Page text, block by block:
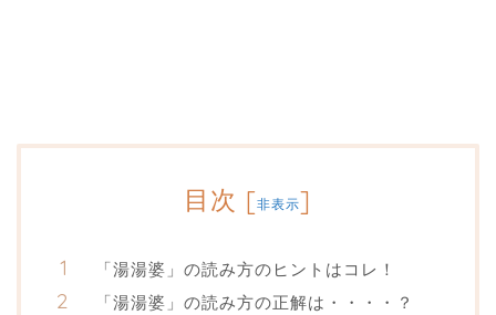
目次 [非表示]
「湯湯婆」の読み方のヒントはコレ！
「湯湯婆」の読み方の正解は・・・・？